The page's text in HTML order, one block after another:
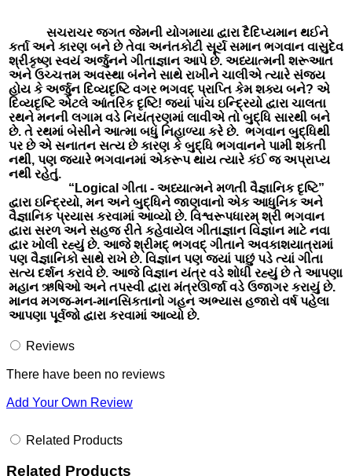
સચરાચર જગત જેમની યોગમાયા દ્વારા દૈદિપ્યમાન થઈને
કર્તા અને કારણ બને છે તેવા અનંતકોટી સૂર્ય સમાન ભગવાન વાસુદેવ
શ્રીકૃષ્ણ સ્વયં અર્જુનને ગીતાજ્ઞાન આપે છે. અધ્યાત્મની શરૂઆત
અને ઉચ્ચત્તમ અવસ્થા બંનેને સાથે રાખીને ચાલીએ ત્યારે સંજય
હોય કે અર્જુન દિવ્યદૃષ્ટિ વગર ભગવદ્ પ્રાપ્તિ કેમ શક્ય બને? એ
દિવ્યદૃષ્ટિ એટલે આંતરિક દૃષ્ટિ! જ્યાં પાંચ ઇન્દ્રિયો દ્વારા ચાલતા
રથને મનની લગામ વડે નિયંત્રણમાં લાવીએ તો બુદ્ધિ સારથી બને
છે. તે રથમાં બેસીને આત્મા બધું નિહાળ્યા કરે છે. ભગવાન બુદ્ધિથી
પર છે એ સનાતન સત્ય છે કારણ કે બુદ્ધિ ભગવાનને પામી શકતી
નથી, પણ જ્યારે ભગવાનમાં એકરૂપ થાય ત્યારે કંઈ જ અપ્રાપ્ય
નથી રહેતું.
“Logical ગીતા - અધ્યાત્મને મળતી વૈજ્ઞાનિક દૃષ્ટિ”
દ્વારા ઇન્દ્રિયો, મન અને બુદ્ધિને જાણવાનો એક આધુનિક અને
વૈજ્ઞાનિક પ્રયાસ કરવામાં આવ્યો છે. વિશ્વરૂપધારમ્ શ્રી ભગવાન
દ્વારા સરળ અને સહજ રીતે કહેવાયેલ ગીતાજ્ઞાન વિજ્ઞાન માટે નવા
દ્વાર ખોલી રહ્યું છે. આજે શ્રીમદ્ ભગવદ્ ગીતાને અવકાશયાત્રામાં
પણ વૈજ્ઞાનિકો સાથે રાખે છે. વિજ્ઞાન પણ જ્યાં પાછું પડે ત્યાં ગીતા
સત્ય દર્શન કરાવે છે. આજે વિજ્ઞાન યંત્ર વડે શોધી રહ્યું છે તે આપણા
મહાન ઋષિઓ અને તપસ્વી દ્વારા મંત્રઊર્જા વડે ઉજાગર કરાયું છે.
માનવ મગજ-મન-માનસિકતાનો ગહન અભ્યાસ હજારો વર્ષ પહેલા
આપણા પૂર્વજો દ્વારા કરવામાં આવ્યો છે.
Reviews
There have been no reviews
Add Your Own Review
Related Products
Related Products